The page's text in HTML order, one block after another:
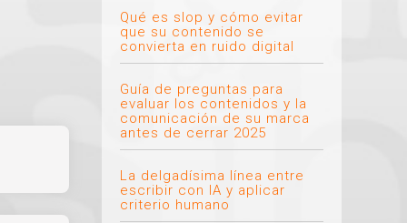
Qué es slop y cómo evitar
que su contenido se
convierta en ruido digital
Guía de preguntas para
evaluar los contenidos y la
comunicación de su marca
antes de cerrar 2025
La delgadísima línea entre
escribir con IA y aplicar
criterio humano